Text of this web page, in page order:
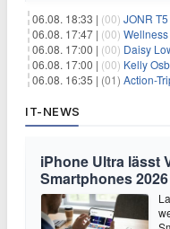
06.08. 18:33 | (00) JONR
06.08. 17:47 | (00) Wellness in
06.08. 17:00 | (00) Daisy
06.08. 17:00 | (00) Kelly
06.08. 16:35 | (01) Action-Trip in die
IT-NEWS
iPhone Ultra lässt
Smartphones